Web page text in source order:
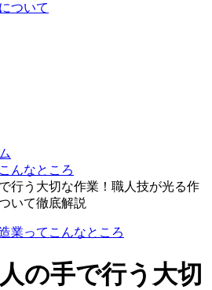
ついて
んなところ
行う大切な作業！職人技が光る作
いて徹底解説
業ってこんなところ
の手で行う大切